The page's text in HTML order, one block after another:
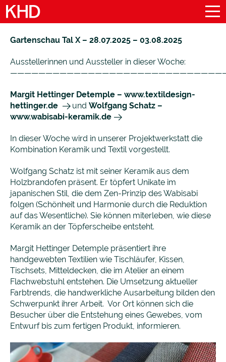
Gartenschau Tal X – 28.07.2025 – 03.08.2025
Ausstellerinnen und Aussteller in dieser Woche:
Margit Hettinger Detemple – www.textildesign-
hettinger.de
und Wolfgang Schatz –
www.wabisabi-keramik.de
In dieser Woche wird in unserer Projektwerkstatt die
Kombination Keramik und Textil vorgestellt.
Wolfgang Schatz ist mit seiner Keramik aus dem
Holzbrandofen präsent. Er töpfert Unikate im
japanischen Stil, die dem Zen-Prinzip des Wabisabi
folgen (Schönheit und Harmonie durch die Reduktion
auf das Wesentliche). Sie können miterleben, wie diese
Keramik an der Töpferscheibe entsteht.
Margit Hettinger Detemple präsentiert ihre
handgewebten Textilien wie Tischläufer, Kissen,
Tischsets, Mitteldecken, die im Atelier an einem
Flachwebstuhl entstehen. Die Umsetzung aktueller
Farbtrends, die handwerkliche Ausarbeitung bilden den
Schwerpunkt ihrer Arbeit. Vor Ort können sich die
Besucher über die Entstehung eines Gewebes, vom
Entwurf bis zum fertigen Produkt, informieren.